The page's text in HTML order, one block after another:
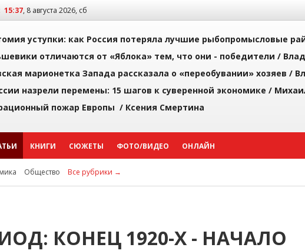
15:37, 8 августа 2026, сб
уступки: как Россия потеряла лучшие рыбопромысловые
отличаются от «Яблока» тем, что они - победители /
марионетка Запада рассказала о «переобувании» хозяев /
назрели перемены: 15 шагов к суверенной экономике /
пожар Европы / Ксения Смертина
КНИГИ СЮЖЕТЫ ФОТО/ВИДЕО ОНЛАЙН
Общество Все рубрики →
КОНЕЦ 1920-Х - НАЧАЛО